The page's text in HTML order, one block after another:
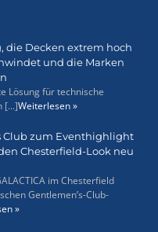
die Decken extrem hoch
und die Marken
Lösung für technische
[...]Weiterlesen »
Club zum Eventhighlight
Chesterfield-Look neu
im Chesterfield
Gentlemen’s-Club-
»